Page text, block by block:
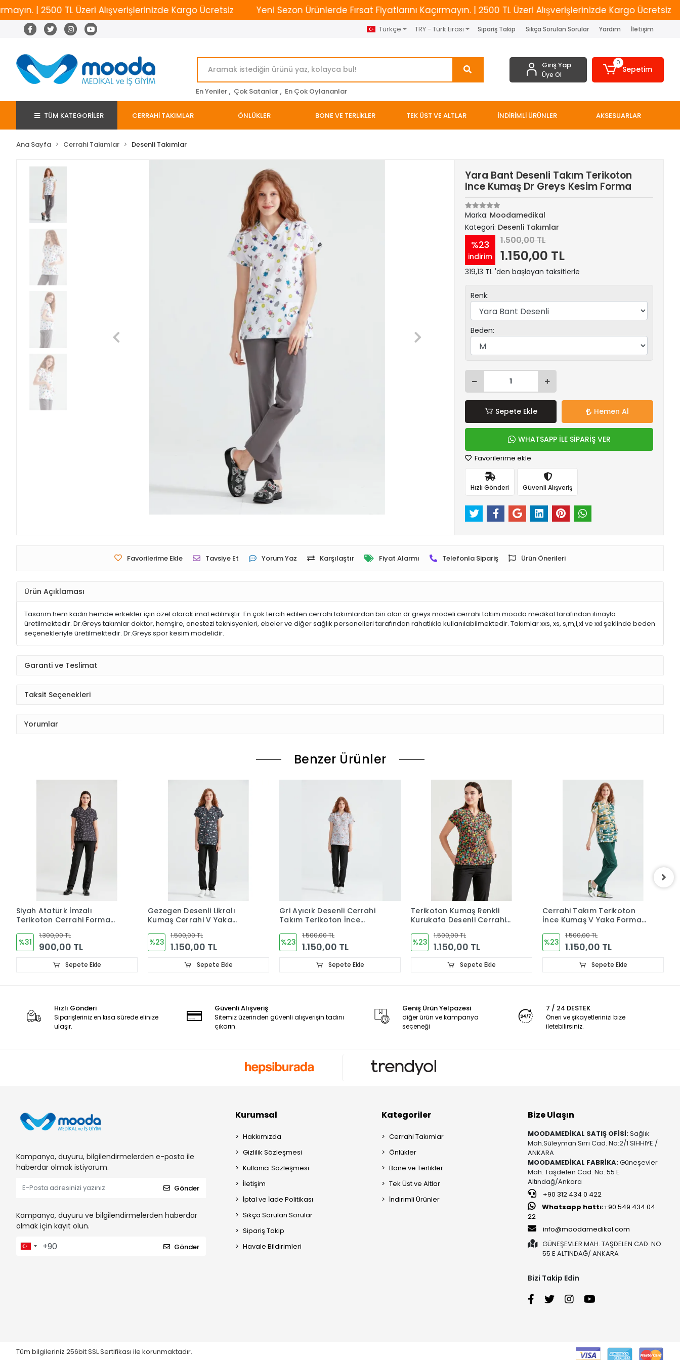
| 2500 TL Üzeri Alışverişlerinizde Kargo Ücretsiz Yeni Sezon Ürünlerde Fırsat Fiyatlarını Kaçırmayın. | 2500 TL Üzeri Alışverişlerinizde Kargo Ücretsiz
Türkçe TRY - Türk Lirası Sipariş Takip Sıkça Sorulan Sorular Yardım İletişim
En Yeniler , Çok Satanlar , En Çok Oylananlar
Giriş Yap
Üye Ol
0
Sepetim
TÜM KATEGORİLER CERRAHİ TAKIMLAR ÖNLÜKLER BONE VE TERLİKLER TEK ÜST VE ALTLAR İNDİRİMLİ ÜRÜNLER AKSESUARLAR
Ana Sayfa Cerrahi Takımlar Desenli Takımlar
Yara Bant Desenli Takım Terikoton
Ince Kumaş Dr Greys Kesim Forma
Marka: Moodamedikal
Kategori: Desenli Takımlar
%23
indirim
1.500,00 TL
1.150,00 TL
319,13 TL 'den başlayan taksitlerle
Renk:
Beden:
Sepete Ekle Hemen Al
WHATSAPP İLE SİPARİŞ VER
Favorilerime ekle
Hızlı Gönderi Güvenli Alışveriş
Favorilerime Ekle Tavsiye Et Yorum Yaz Karşılaştır Fiyat Alarmı Telefonla Sipariş Ürün Önerileri
Ürün Açıklaması
Tasarım hem kadın hemde erkekler için özel olarak imal edilmiştir. En çok tercih edilen cerrahi takımlardan biri olan dr greys modeli cerrahi takım mooda medikal tarafından itinayla
üretilmektedir. Dr.Greys takımlar doktor, hemşire, anestezi teknisyenleri, ebeler ve diğer sağlık personelleri tarafından rahatlıkla kullanılabilmektedir. Takımlar xxs, xs, s,m,l,xl ve xxl şeklinde beden
seçenekleriyle üretilmektedir. Dr.Greys spor kesim modelidir.
Garanti ve Teslimat
Taksit Seçenekleri
Yorumlar
Benzer Ürünler
Siyah Atatürk İmzalı
Terikoton Cerrahi Forma
Greys Kesim
%31
1.300,00 TL
900,00 TL
Sepete Ekle
Gezegen Desenli Likralı
Kumaş Cerrahi V Yaka
%23
1.500,00 TL
1.150,00 TL
Sepete Ekle
Gri Ayıcık Desenli Cerrahi
Takım Terikoton İnce
%23
1.500,00 TL
1.150,00 TL
Sepete Ekle
Terikoton Kumaş Renkli
Kurukafa Desenli Cerrahi
%23
1.500,00 TL
1.150,00 TL
Sepete Ekle
Cerrahi Takım Terikoton
İnce Kumaş V Yaka Forma
%23
1.500,00 TL
1.150,00 TL
Sepete Ekle
Hızlı Gönderi
Siparişleriniz en kısa sürede elinize
ulaşır.
Güvenli Alışveriş
Sitemiz üzerinden güvenli alışverişin tadını
çıkarın.
Geniş Ürün Yelpazesi
diğer ürün ve kampanya
seçeneği
7 / 24 DESTEK
Öneri ve şikayetlerinizi bize
iletebilirsiniz.
Kampanya, duyuru, bilgilendirmelerden e-posta ile
haberdar olmak istiyorum.
Gönder
Kampanya, duyuru ve bilgilendirmelerden haberdar
olmak için kayıt olun.
Gönder
Kurumsal
Hakkımızda
Gizlilik Sözleşmesi
Kullanıcı Sözleşmesi
İletişim
İptal ve İade Politikası
Sıkça Sorulan Sorular
Sipariş Takip
Havale Bildirimleri
Kategoriler
Cerrahi Takımlar
Önlükler
Bone ve Terlikler
Tek Üst ve Altlar
İndirimli Ürünler
Bize Ulaşın
MOODAMEDİKAL SATIŞ OFİSİ:Sağlık
Mah.Süleyman Sırrı Cad. No:2/1 SIHHIYE /
ANKARA
MOODAMEDİKAL FABRİKA:Güneşevler
Mah. Taşdelen Cad. No: 55 E
Altındağ/Ankara
+90 312 434 0 422
Whatsapp hattı:+90 549 434 04
22
info@moodamedikal.com
GÜNEŞEVLER MAH. TAŞDELEN CAD. NO:
55 E ALTINDAĞ/ ANKARA
Bizi Takip Edin
Tüm bilgileriniz 256bit SSL Sertifikası ile korunmaktadır.